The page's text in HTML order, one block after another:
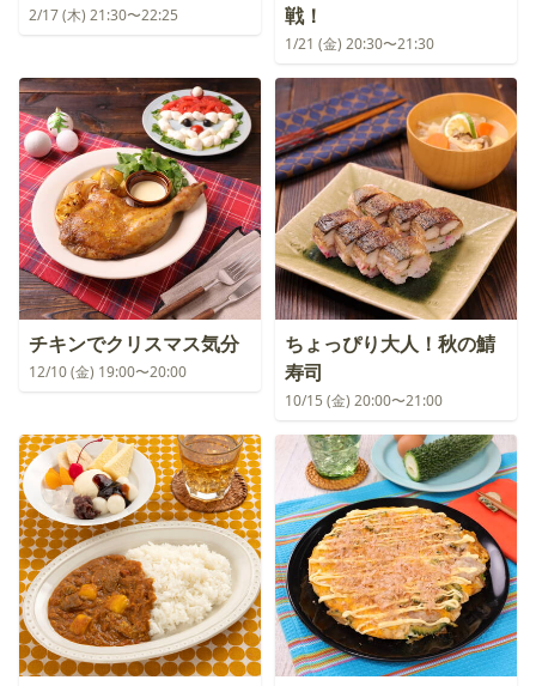
2/17 (木) 21:30〜22:25
戦！
1/21 (金) 20:30〜21:30
チキンでクリスマス気分
12/10 (金) 19:00〜20:00
ちょっぴり大人！秋の鯖
寿司
10/15 (金) 20:00〜21:00